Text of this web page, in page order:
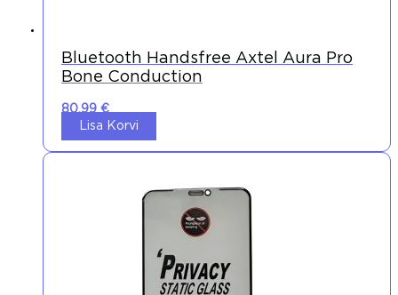
Bluetooth Handsfree Axtel Aura Pro
Bone Conduction
80,99 €
Lisa Korvi